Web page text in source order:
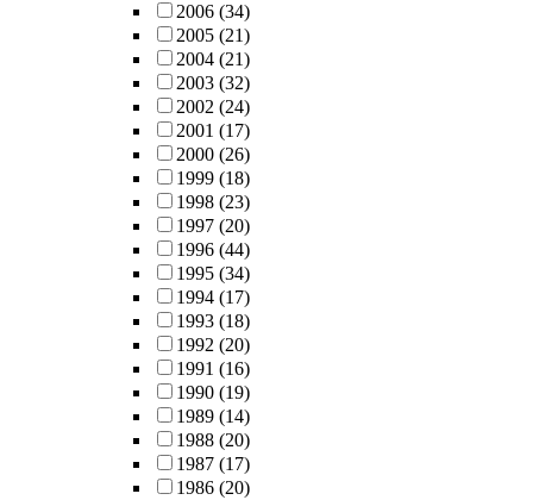
2006 (34)
2005 (21)
2004 (21)
2003 (32)
2002 (24)
2001 (17)
2000 (26)
1999 (18)
1998 (23)
1997 (20)
1996 (44)
1995 (34)
1994 (17)
1993 (18)
1992 (20)
1991 (16)
1990 (19)
1989 (14)
1988 (20)
1987 (17)
1986 (20)